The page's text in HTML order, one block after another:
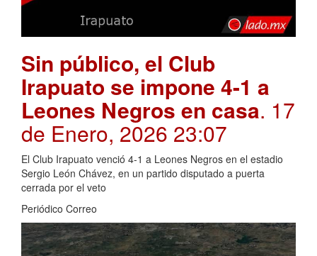
Sin público, el Club
Irapuato se impone 4-1 a
Leones Negros en casa. 17
de Enero, 2026 23:07
El Club Irapuato venció 4-1 a Leones Negros en el estadio
Sergio León Chávez, en un partido disputado a puerta
cerrada por el veto
Periódico Correo